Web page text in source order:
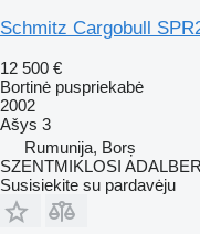
Schmitz Cargobull
12 500 €
Bortinė puspriekabė
2002
Ašys 3
Rumunija, Borș
SZENTMIKLOSI
Susisiekite su pardavėju